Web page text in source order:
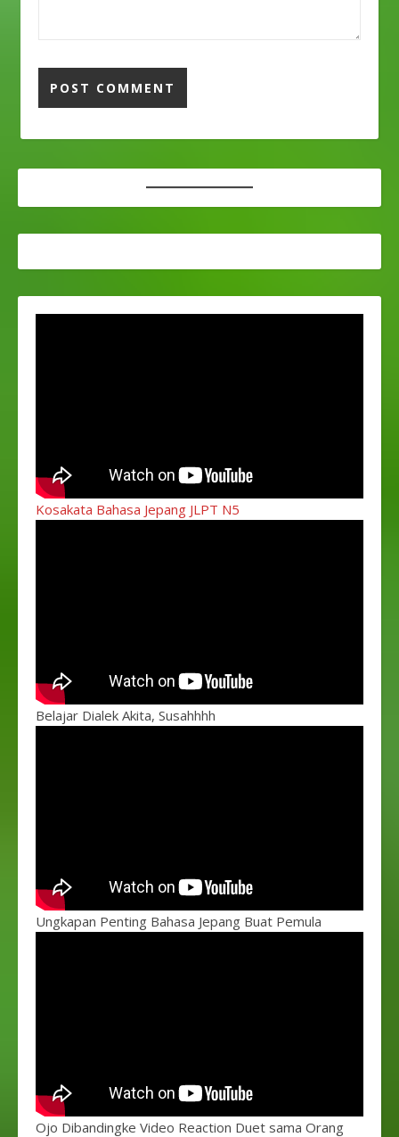
Kosakata Bahasa Jepang JLPT N5
Belajar Dialek Akita, Susahhhh
Ungkapan Penting Bahasa Jepang Buat Pemula
Ojo Dibandingke Video Reaction Duet sama Orang